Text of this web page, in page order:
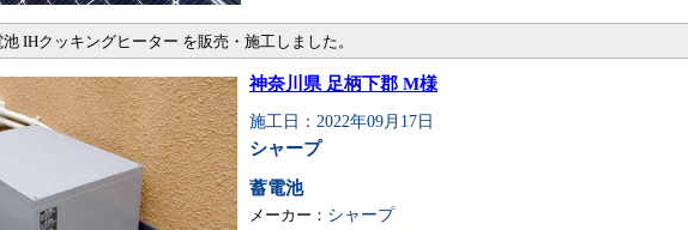
IHクッキングヒーター を販売・施工しました。
神奈川県 足柄下郡 M様
施工日：2022年09月17日
シャープ
蓄電池
メーカー： シャープ